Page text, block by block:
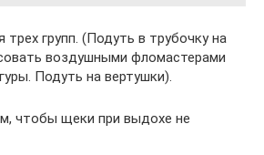
групп. (Подуть в трубочку на
воздушными фломастерами
Подуть на вертушки).
чтобы щеки при выдохе не